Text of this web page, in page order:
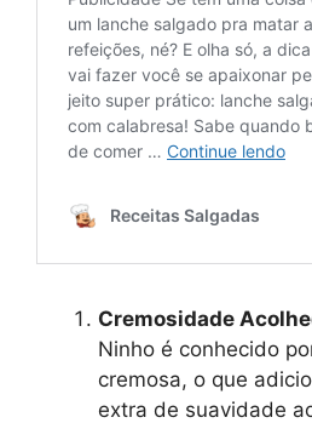
Cremosidade
Ninho é conhecido
cremosa, o que
extra de suavidade